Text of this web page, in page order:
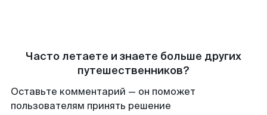
Часто летаете и знаете больше других
путешественников?
Оставьте комментарий — он поможет
пользователям принять решение